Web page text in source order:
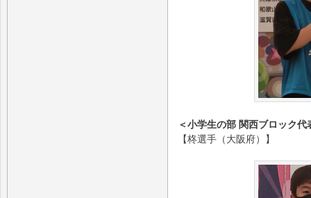
＜小学生の部 関西ブロック代
【柊選手（大阪府）】